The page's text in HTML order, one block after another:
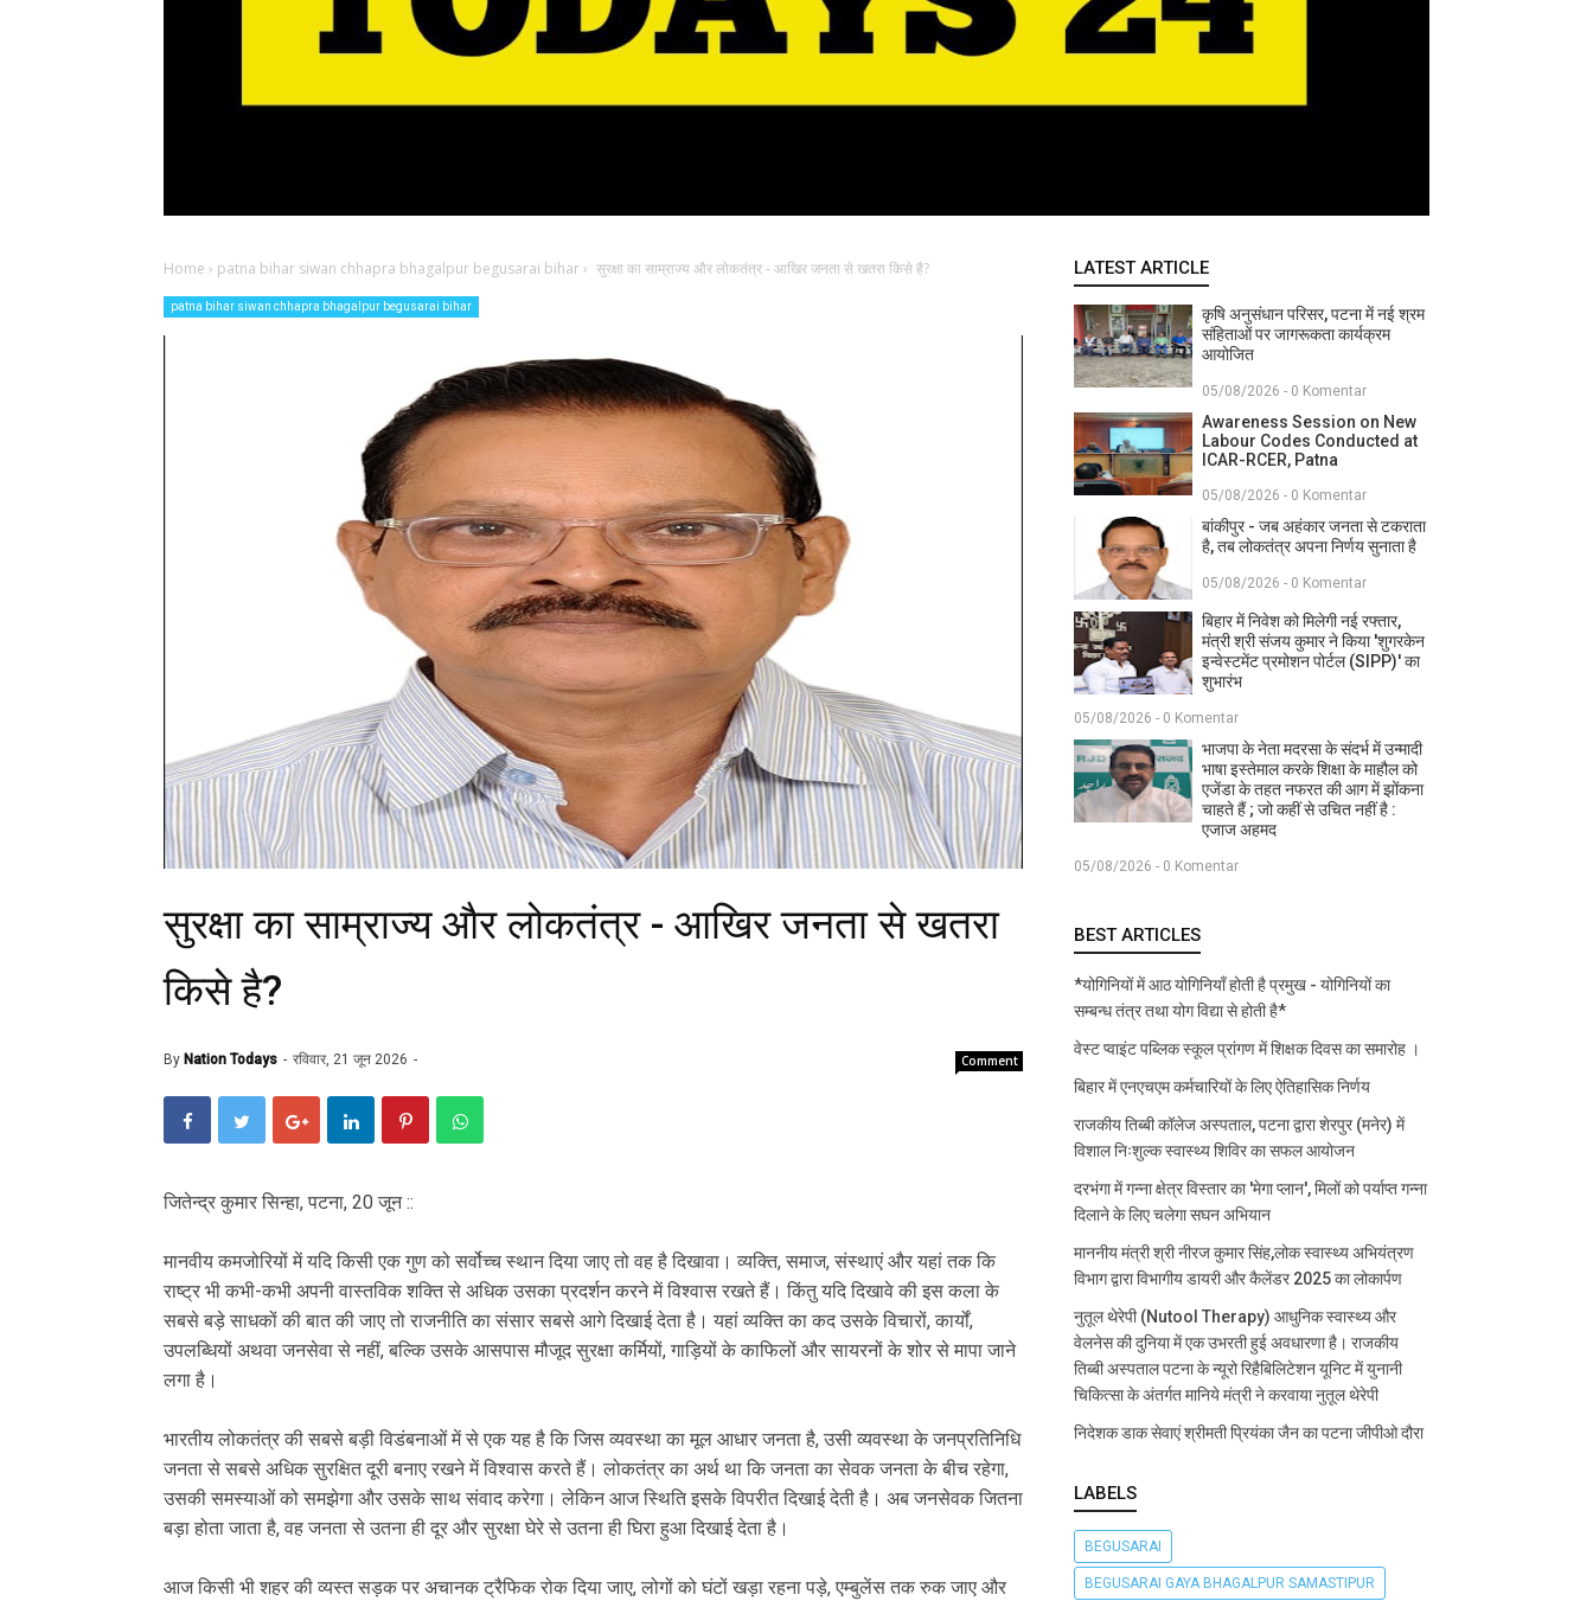
Home › patna bihar siwan chhapra bhagalpur begusarai bihar› सुरक्षा का साम्राज्य और लोकतंत्र - आखिर जनता से खतरा किसे है?
patna bihar siwan chhapra bhagalpur begusarai bihar
सुरक्षा का साम्राज्य और लोकतंत्र - आखिर जनता से खतरा
किसे है?
By Nation Todays रविवार, 21 जून 2026 Comment
जितेन्द्र कुमार सिन्हा, पटना, 20 जून ::
मानवीय कमजोरियों में यदि किसी एक गुण को सर्वोच्च स्थान दिया जाए तो वह है दिखावा। व्यक्ति, समाज, संस्थाएं और यहां तक कि
राष्ट्र भी कभी-कभी अपनी वास्तविक शक्ति से अधिक उसका प्रदर्शन करने में विश्वास रखते हैं। किंतु यदि दिखावे की इस कला के
सबसे बड़े साधकों की बात की जाए तो राजनीति का संसार सबसे आगे दिखाई देता है। यहां व्यक्ति का कद उसके विचारों, कार्यों,
उपलब्धियों अथवा जनसेवा से नहीं, बल्कि उसके आसपास मौजूद सुरक्षा कर्मियों, गाड़ियों के काफिलों और सायरनों के शोर से मापा जाने
लगा है।
भारतीय लोकतंत्र की सबसे बड़ी विडंबनाओं में से एक यह है कि जिस व्यवस्था का मूल आधार जनता है, उसी व्यवस्था के जनप्रतिनिधि
जनता से सबसे अधिक सुरक्षित दूरी बनाए रखने में विश्वास करते हैं। लोकतंत्र का अर्थ था कि जनता का सेवक जनता के बीच रहेगा,
उसकी समस्याओं को समझेगा और उसके साथ संवाद करेगा। लेकिन आज स्थिति इसके विपरीत दिखाई देती है। अब जनसेवक जितना
बड़ा होता जाता है, वह जनता से उतना ही दूर और सुरक्षा घेरे से उतना ही घिरा हुआ दिखाई देता है।
आज किसी भी शहर की व्यस्त सड़क पर अचानक ट्रैफिक रोक दिया जाए, लोगों को घंटों खड़ा रहना पड़े, एम्बुलेंस तक रुक जाए और
LATEST ARTICLE
कृषि अनुसंधान परिसर, पटना में नई श्रम
संहिताओं पर जागरूकता कार्यक्रम
आयोजित
05/08/2026 - 0 Komentar
Awareness Session on New
Labour Codes Conducted at
ICAR-RCER, Patna
05/08/2026 - 0 Komentar
बांकीपुर - जब अहंकार जनता से टकराता
है, तब लोकतंत्र अपना निर्णय सुनाता है
05/08/2026 - 0 Komentar
बिहार में निवेश को मिलेगी नई रफ्तार,
मंत्री श्री संजय कुमार ने किया 'शुगरकेन
इन्वेस्टमेंट प्रमोशन पोर्टल (SIPP)' का
शुभारंभ
05/08/2026 - 0 Komentar
भाजपा के नेता मदरसा के संदर्भ में उन्मादी
भाषा इस्तेमाल करके शिक्षा के माहौल को
एजेंडा के तहत नफरत की आग में झोंकना
चाहते हैं ; जो कहीं से उचित नहीं है :
एजाज अहमद
05/08/2026 - 0 Komentar
BEST ARTICLES
*योगिनियों में आठ योगिनियाँ होती है प्रमुख - योगिनियों का
सम्बन्ध तंत्र तथा योग विद्या से होती है*
वेस्ट प्वाइंट पब्लिक स्कूल प्रांगण में शिक्षक दिवस का समारोह ।
बिहार में एनएचएम कर्मचारियों के लिए ऐतिहासिक निर्णय
राजकीय तिब्बी कॉलेज अस्पताल, पटना द्वारा शेरपुर (मनेर) में
विशाल निःशुल्क स्वास्थ्य शिविर का सफल आयोजन
दरभंगा में गन्ना क्षेत्र विस्तार का 'मेगा प्लान', मिलों को पर्याप्त गन्ना
दिलाने के लिए चलेगा सघन अभियान
माननीय मंत्री श्री नीरज कुमार सिंह,लोक स्वास्थ्य अभियंत्रण
विभाग द्वारा विभागीय डायरी और कैलेंडर 2025 का लोकार्पण
नुतूल थेरेपी (Nutool Therapy) आधुनिक स्वास्थ्य और
वेलनेस की दुनिया में एक उभरती हुई अवधारणा है। राजकीय
तिब्बी अस्पताल पटना के न्यूरो रिहैबिलिटेशन यूनिट में युनानी
चिकित्सा के अंतर्गत मानिये मंत्री ने करवाया नुतूल थेरेपी
निदेशक डाक सेवाएं श्रीमती प्रियंका जैन का पटना जीपीओ दौरा
LABELS
BEGUSARAI
BEGUSARAI GAYA BHAGALPUR SAMASTIPUR